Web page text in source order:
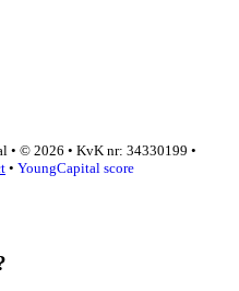
• © 2026 • KvK nr: 34330199 •
• YoungCapital score